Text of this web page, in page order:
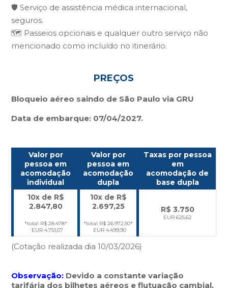
🛡️ Serviço de assistência médica internacional,
seguros.
🗺️ Passeios opcionais e qualquer outro serviço não
mencionado como incluído no itinerário.
PREÇOS
Bloqueio aéreo saindo de São Paulo via GRU
Data de embarque: 07/04/2027.
Valor por
pessoa em
acomodação
individual
Valor por
pessoa em
acomodação
dupla
Taxas por pessoa
em
acomodação de
base dupla
10x de R$
2.847,80
*total R$ 28.478*
EUR 4.751,07
10x de R$
2.697,25
*total R$ 26.972,50*
EUR 4.499,90
R$ 3.750
EUR 625,62
(Cotação realizada dia 10/03/2026)
Observação: Devido a constante variação
tarifária dos bilhetes aéreos e flutuação cambial,